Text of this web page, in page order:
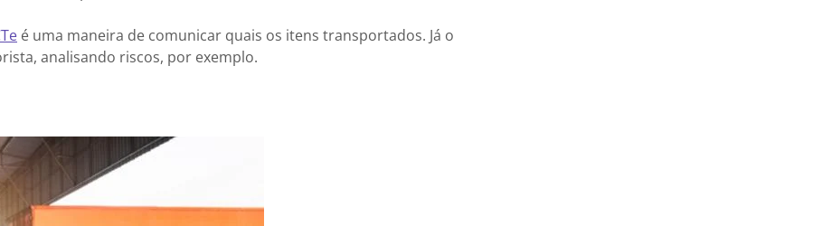
é uma maneira de comunicar quais os itens transportados. Já o
analisando riscos, por exemplo.